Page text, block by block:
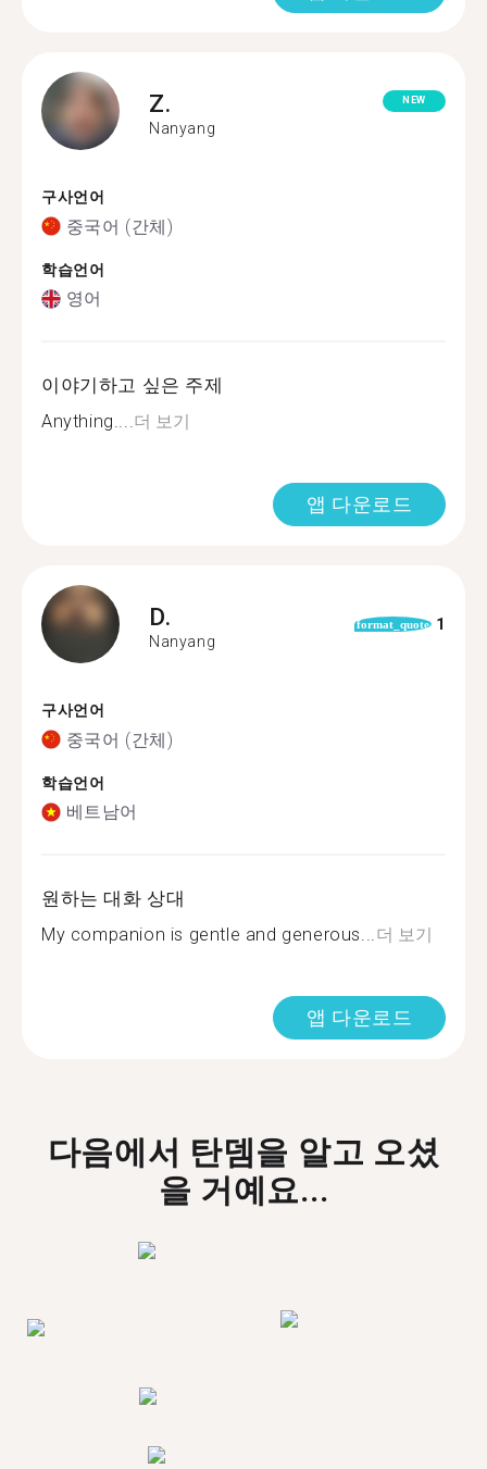
Z.
Nanyang
NEW
구사언어
중국어 (간체)
학습언어
영어
이야기하고 싶은 주제
Anything....더 보기
앱 다운로드
D.
Nanyang
format_quote 1
구사언어
중국어 (간체)
학습언어
베트남어
원하는 대화 상대
My companion is gentle and generous...더 보기
앱 다운로드
다음에서 탄뎀을 알고 오셨
을 거예요...